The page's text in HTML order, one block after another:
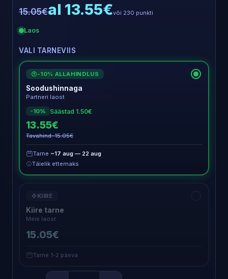
15.05€al 13.55€või 230 punkti
Laos
VALI TARNEVIIS
€ -10% ALLAHINDLUS
Soodushinnaga
Partneri laost
-10%
Säästad 1.50€
13.55€
Tavahind: 15.05€
Tarne ~17 aug — 22 aug
Täielik ettemaks
KIIRE
Kiire tarne
Meie laost
15.05€
Tarne 1-2 päeva